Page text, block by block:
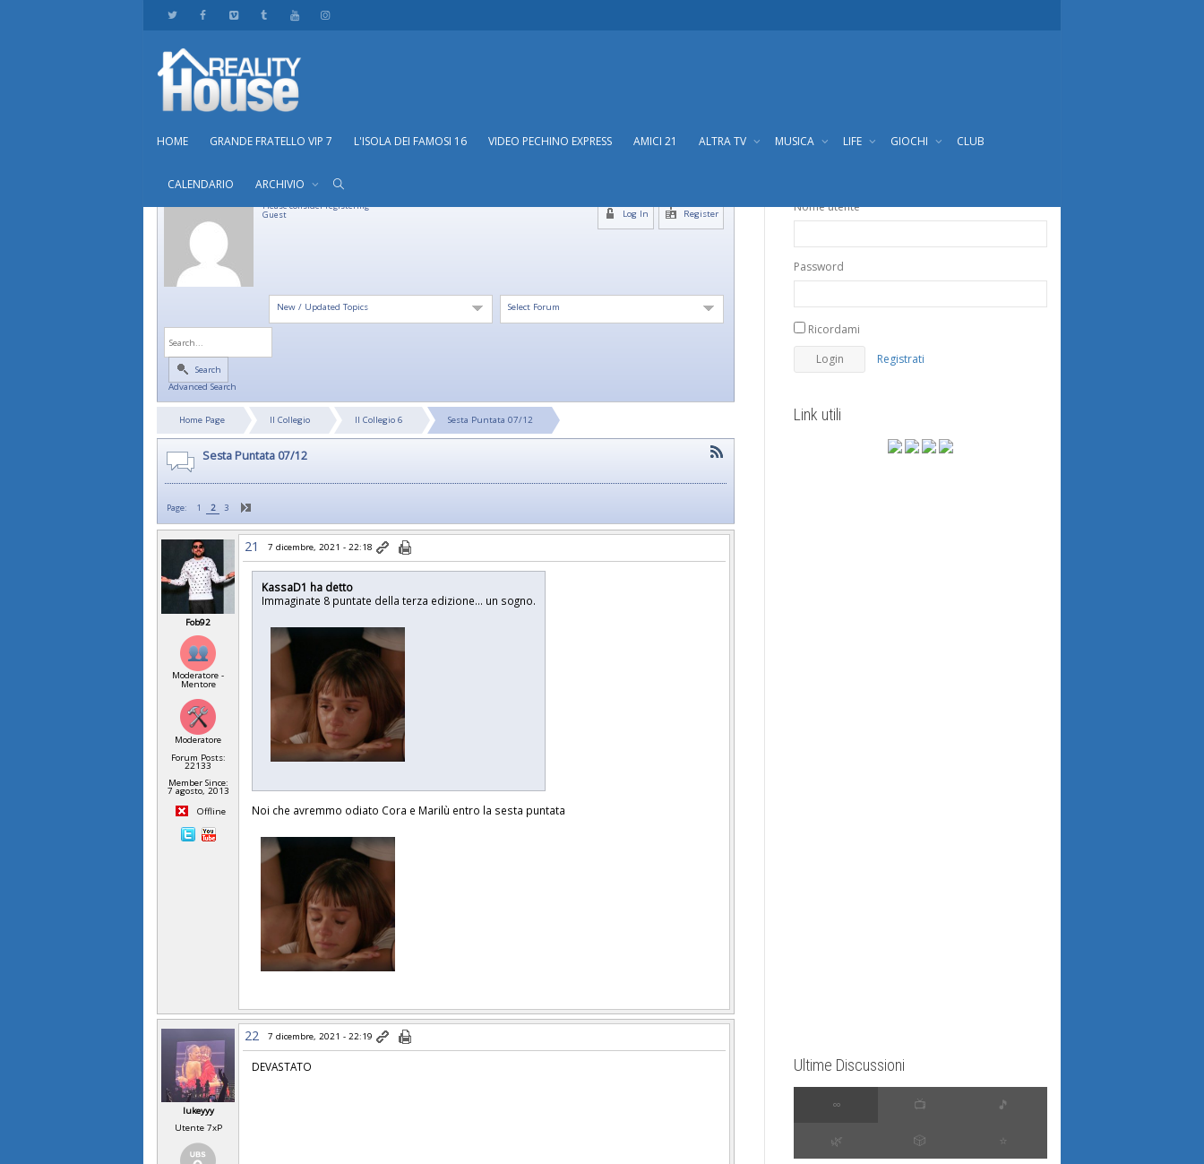
HOME GRANDE FRATELLO VIP 7 L'ISOLA DEI FAMOSI 16 VIDEO PECHINO EXPRESS AMICI 21 ALTRA TV MUSICA LIFE GIOCHI CLUB
CALENDARIO ARCHIVIO
Please consider registering
Guest Register
Log In
Select Forum
New / Updated Topics
Search
Advanced Search
Home Page Il Collegio Il Collegio 6 Sesta Puntata 07/12
Sesta Puntata 07/12
Page: 1 2 3
Fob92
Moderatore -
Mentore
Moderatore
Forum Posts:
22133
Member Since:
7 agosto, 2013
Offline
21 7 dicembre, 2021 - 22:18
KassaD1 ha detto
Immaginate 8 puntate della terza edizione... un sogno.
Noi che avremmo odiato Cora e Marilù entro la sesta puntata
lukeyyy
Utente 7xP
22 7 dicembre, 2021 - 22:19
DEVASTATO
Nome utente
Password
Ricordami
Registrati
Link utili
Ultime Discussioni
∞ 📺 🎵
🌿 🎲 ⭐️